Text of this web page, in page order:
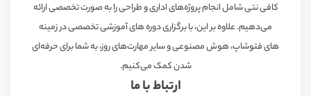
کافی نتی شامل انجام پروژه‌های اداری و طراحی را به صورت تخصصی ارائه
می‌دهیم. علاوه بر این، با برگزاری دوره های آموزشی تخصصی در زمینه
های فتوشاپ، هوش مصنوعی و سایر مهارت‌های روز، به شما برای حرفه‌ای
شدن کمک می‌کنیم.
ارتباط با ما